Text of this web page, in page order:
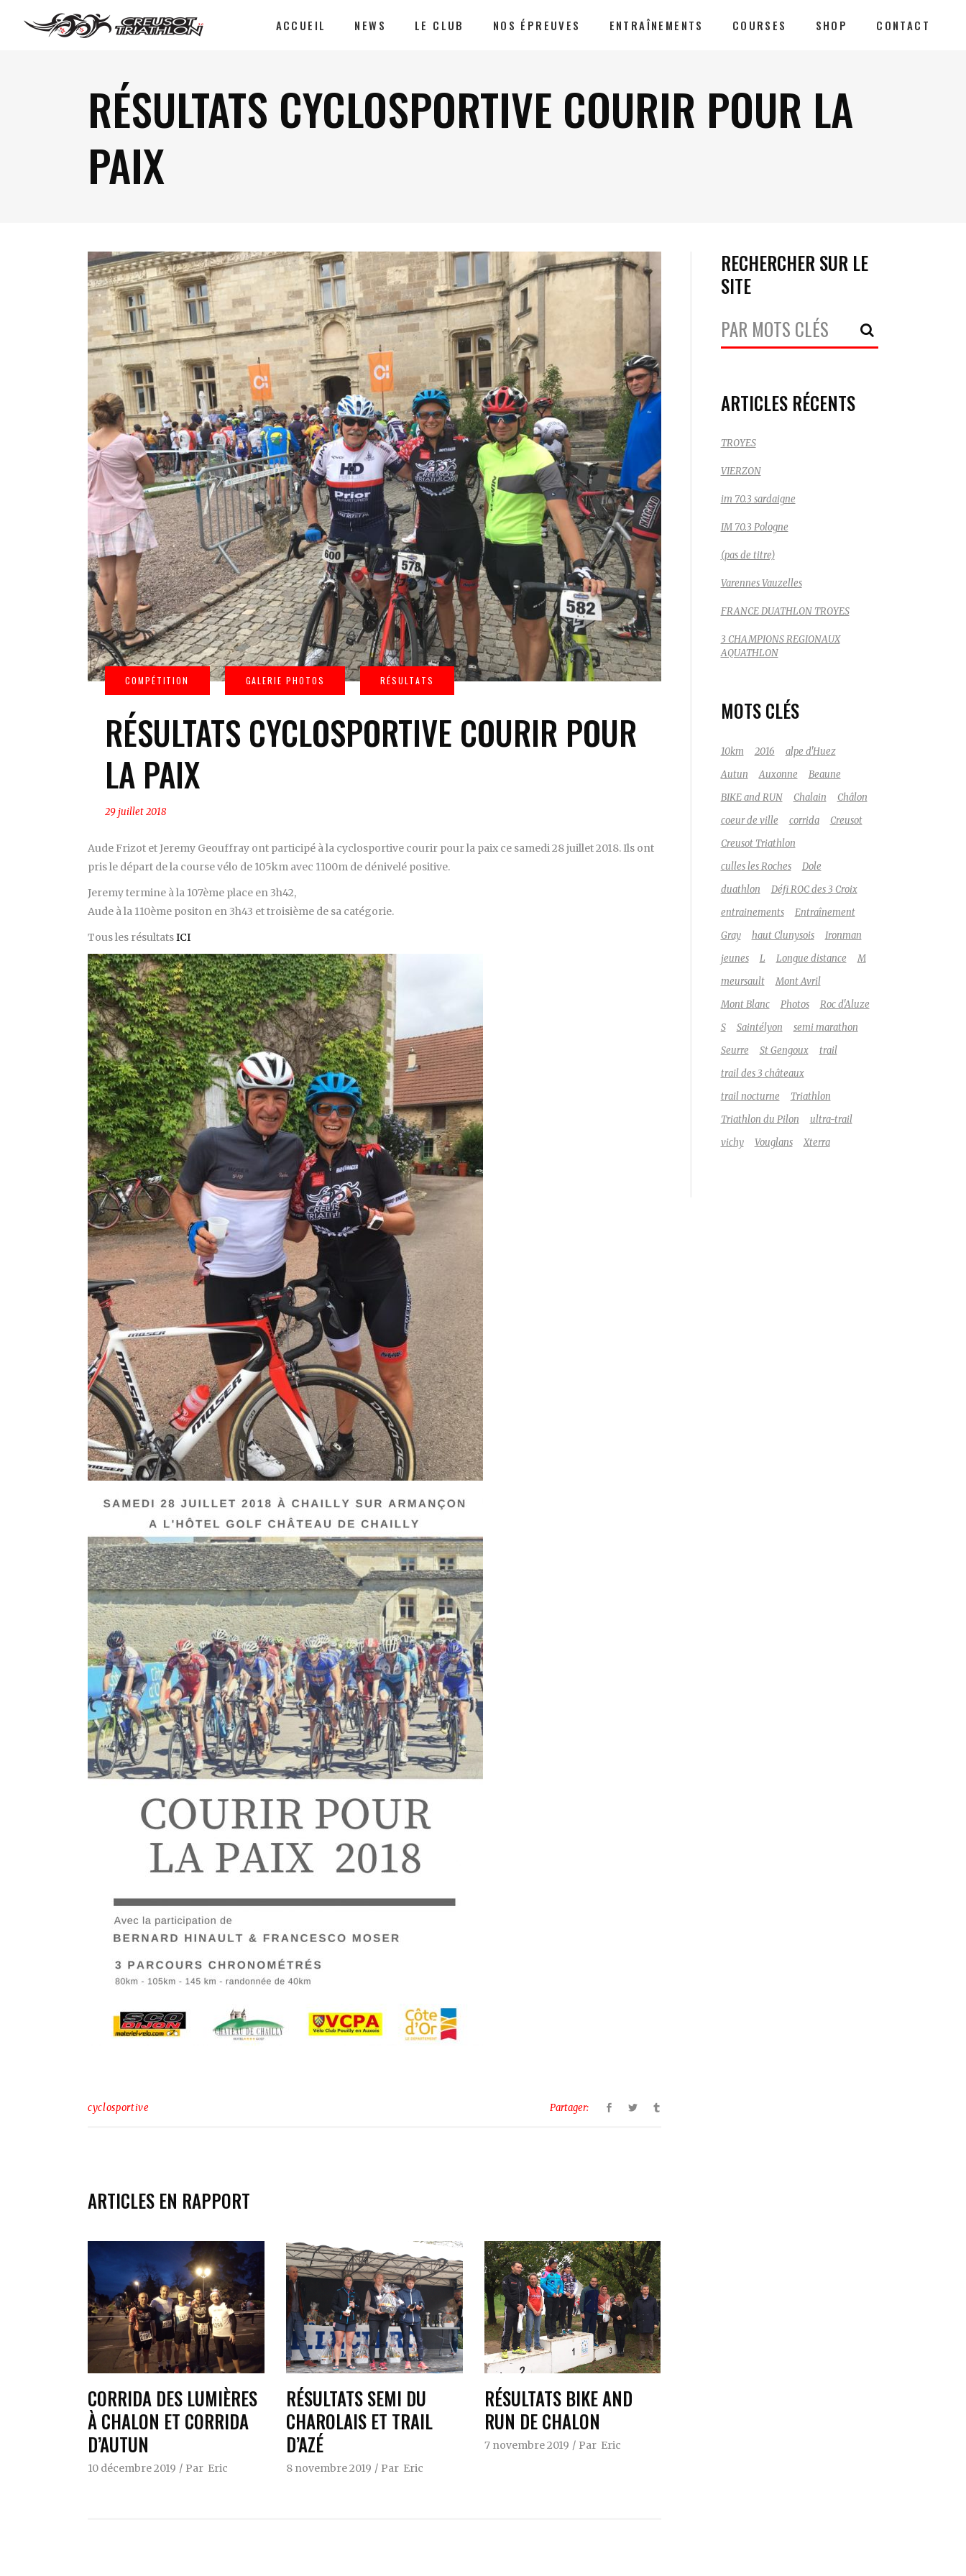
ACCUEIL NEWS LE CLUB NOS ÉPREUVES ENTRAÎNEMENTS COURSES SHOP CONTACT
RÉSULTATS CYCLOSPORTIVE COURIR POUR LA
PAIX
RÉSULTATS CYCLOSPORTIVE COURIR POUR
LA PAIX
29 juillet 2018
Aude Frizot et Jeremy Geouffray ont participé à la cyclosportive courir pour la paix ce samedi 28 juillet 2018. Ils ont
pris le départ de la course vélo de 105km avec 1100m de dénivelé positive.
Jeremy termine à la 107ème place en 3h42,
Aude à la 110ème positon en 3h43 et troisième de sa catégorie.
Tous les résultatsICI
cyclosportive Partager:
ARTICLES EN RAPPORT
CORRIDA DES LUMIÈRES
À CHALON ET CORRIDA
D’AUTUN
10 décembre 2019 Par Eric
RÉSULTATS SEMI DU
CHAROLAIS ET TRAIL
D’AZÉ
8 novembre 2019 Par Eric
RÉSULTATS BIKE AND
RUN DE CHALON
7 novembre 2019 Par Eric
RECHERCHER SUR LE
SITE
Votre
Recherche:
ARTICLES RÉCENTS
TROYES
VIERZON
im 70.3 sardaigne
IM 70.3 Pologne
(pas de titre)
Varennes Vauzelles
FRANCE DUATHLON TROYES
3 CHAMPIONS REGIONAUX
AQUATHLON
MOTS CLÉS
10km 2016
alpe d'Huez
Autun
Auxonne
Beaune
BIKE and RUN
Chalain
Châlon
coeur de ville
corrida
Creusot
Creusot Triathlon
culles les Roches
Dole
duathlon
Défi ROC des 3 Croix
entrainements
Entraînement
Gray
haut Clunysois
Ironman
jeunes
L Longue distance
M
meursault
Mont Avril
Mont Blanc
Photos
Roc d'Aluze
S
Saintélyon
semi marathon
Seurre
St Gengoux
trail
trail des 3 châteaux
trail nocturne
Triathlon
Triathlon du Pilon
ultra-trail
vichy
Vouglans Xterra